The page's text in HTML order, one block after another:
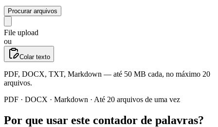
Procurar arquivos
File upload
ou
Colar texto
PDF, DOCX, TXT, Markdown — até 50 MB cada, no máximo 20
arquivos.
PDF · DOCX · Markdown · Até 20 arquivos de uma vez
Por que usar este contador de palavras?